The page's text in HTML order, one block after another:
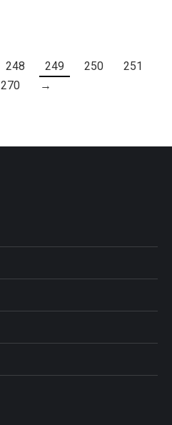
248 249 250
251
270 →